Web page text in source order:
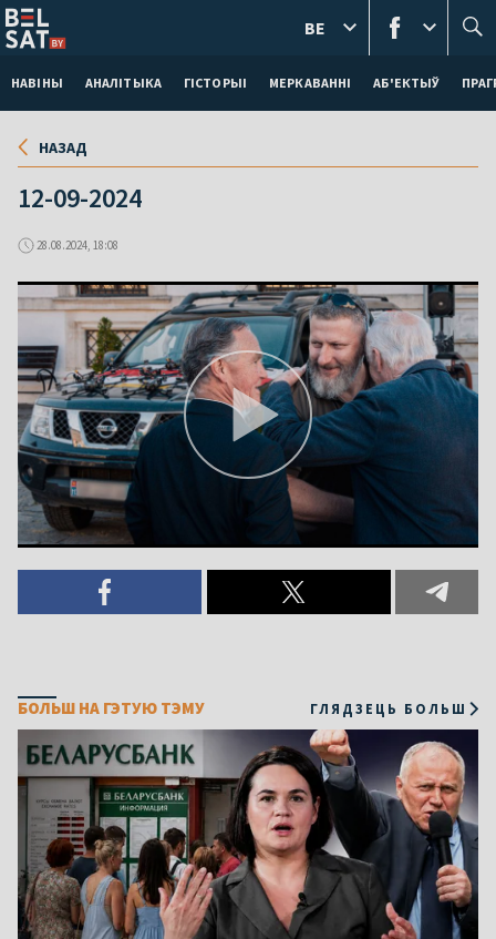
НАВІНЫ АНАЛІТЫКА ГІСТОРЫІ МЕРКАВАННI АБ'ЕКТЫЎ
BE
НАЗАД
12-09-2024
28.08.2024, 18:08
БОЛЬШ НА ГЭТУЮ ТЭМУ ГЛЯДЗЕЦЬ БОЛЬШ